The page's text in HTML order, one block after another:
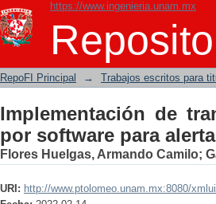
https://www.ingenieria.unam.mx
Implementación de
de emergencias
RepoFI Principal → Trabajos escritos para
Implementación de
por software para
Flores Huelgas, Armando Camilo;
URI: http://www.ptolomeo.unam.mx:8080/